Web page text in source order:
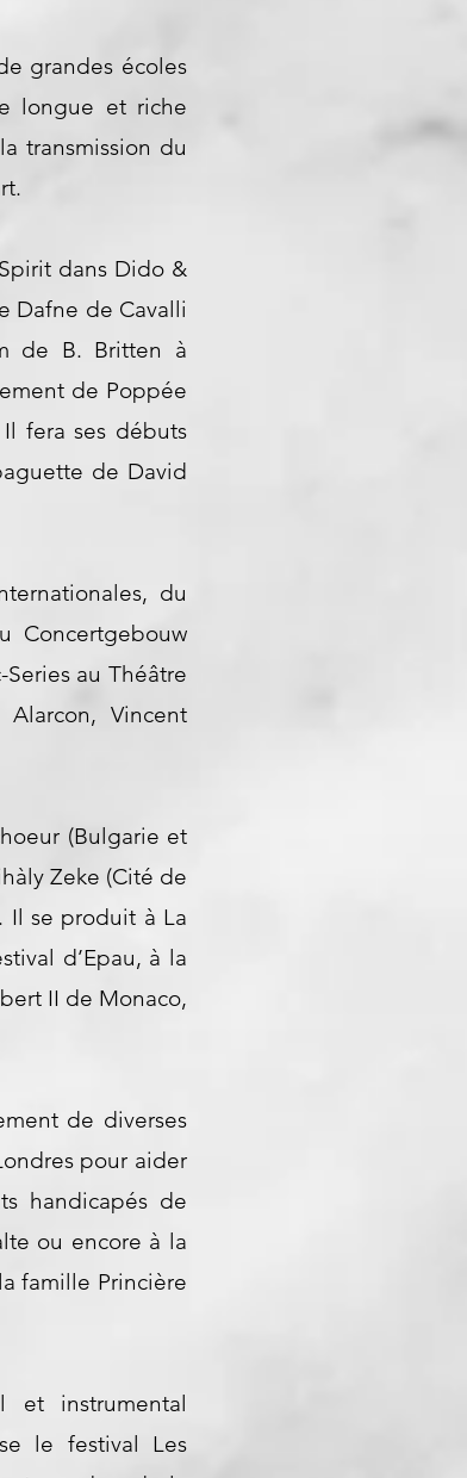
grandes écoles
longue et riche
transmission du
dans Dido &
Dafne de Cavalli
de B. Britten à
de Poppée
fera ses débuts
de David
du
Concertgebouw
au Théâtre
Vincent
(Bulgarie et
Zeke (Cité de
Il se produit à La
d’Epau, à la
II de Monaco,
de diverses
pour aider
handicapés de
ou encore à la
famille Princière
et instrumental
le festival Les